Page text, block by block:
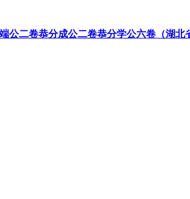
二卷恭分成公二卷恭分学公六卷（湖北